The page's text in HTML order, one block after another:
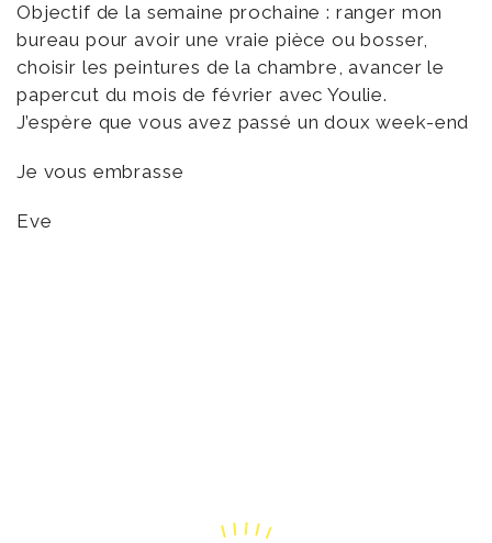
Objectif de la semaine prochaine : ranger mon
bureau pour avoir une vraie pièce ou bosser,
choisir les peintures de la chambre, avancer le
papercut du mois de février avec Youlie.
J’espère que vous avez passé un doux week-end
Je vous embrasse
Eve